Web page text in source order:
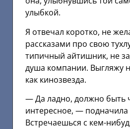
улыбкой.
Я отвечал коротко, не
рассказами про свою
типичный айтишник, не
душа компании. Выгляжу
как кинозвезда.
— Да ладно, должно быть
интересное, —
Встречаешься с кем-